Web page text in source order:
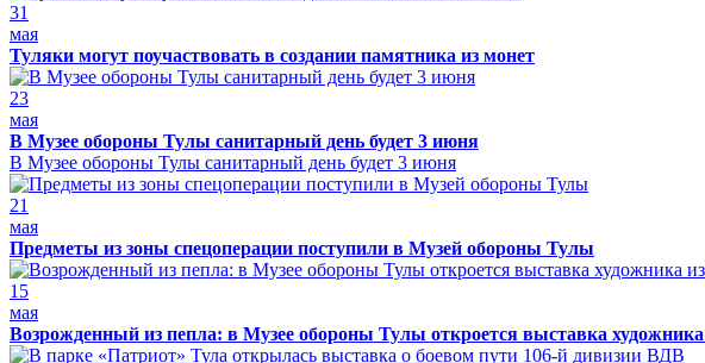
31
мая
Туляки могут поучаствовать в создании памятника из монет
23
мая
В Музее обороны Тулы санитарный день будет 3 июня
В Музее обороны Тулы санитарный день будет 3 июня
21
мая
Предметы из зоны спецоперации поступили в Музей обороны Тулы
15
мая
Возрожденный из пепла: в Музее обороны Тулы откроется выставка